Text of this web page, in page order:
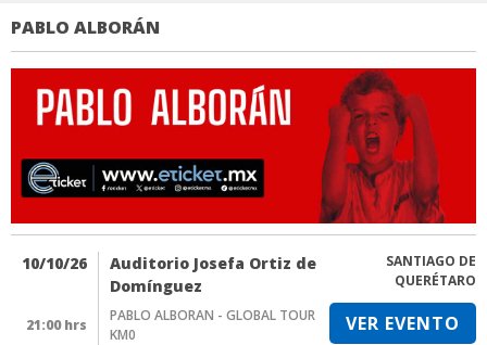
PABLO ALBORÁN
10/10/26
Auditorio Josefa Ortiz de
Domínguez
SANTIAGO DE
QUERÉTARO
21:00 hrs
PABLO ALBORAN - GLOBAL TOUR
KM0
VER EVENTO